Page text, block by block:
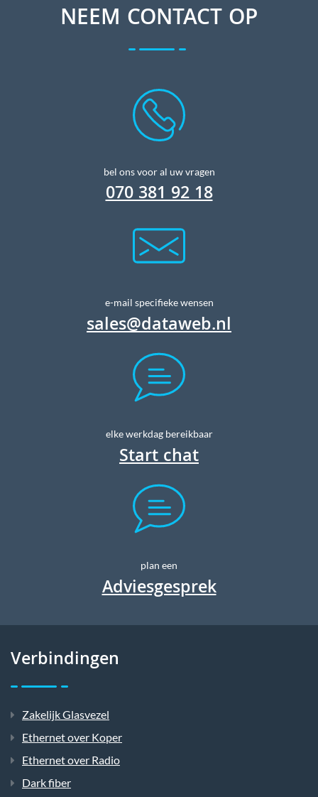
NEEM CONTACT OP
bel ons voor al uw vragen
070 381 92 18
e-mail specifieke wensen
sales@dataweb.nl
elke werkdag bereikbaar
Start chat
plan een
Adviesgesprek
Verbindingen
Zakelijk Glasvezel
Ethernet over Koper
Ethernet over Radio
Dark fiber